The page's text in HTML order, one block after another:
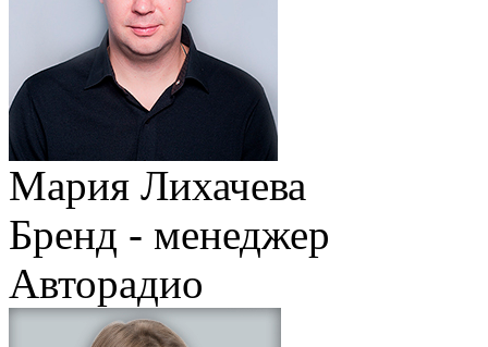
Мария Лихачева
Бренд - менеджер
Авторадио